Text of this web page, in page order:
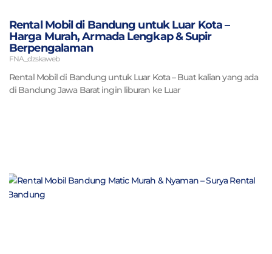
Rental Mobil di Bandung untuk Luar Kota –
Harga Murah, Armada Lengkap & Supir
Berpengalaman
FNA_dzskaweb
Rental Mobil di Bandung untuk Luar Kota – Buat kalian yang ada
di Bandung Jawa Barat ingin liburan ke Luar